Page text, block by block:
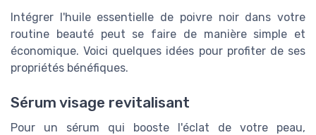
Intégrer l'huile essentielle de poivre noir dans votre
routine beauté peut se faire de manière simple et
économique. Voici quelques idées pour profiter de ses
propriétés bénéfiques.
Sérum visage revitalisant
Pour un sérum qui booste l'éclat de votre peau,